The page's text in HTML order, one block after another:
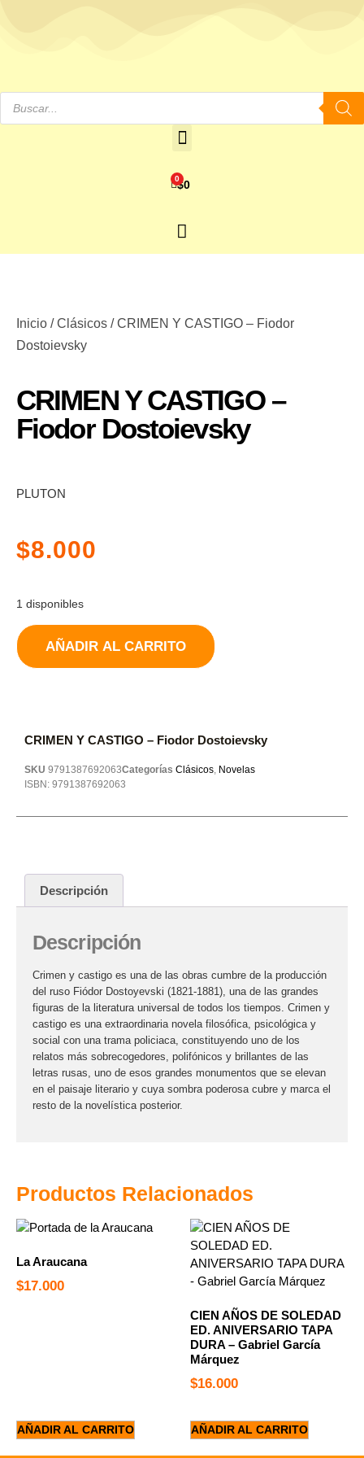
$0
0
Inicio /Clásicos / CRIMEN Y CASTIGO – Fiodor
Dostoievsky
CRIMEN Y CASTIGO –
Fiodor Dostoievsky
PLUTON
$8.000
1 disponibles
AÑADIR AL CARRITO
Productos Relacionados
La Araucana
$17.000
AÑADIR AL CARRITO
CIEN AÑOS DE SOLEDAD
ED. ANIVERSARIO TAPA
DURA – Gabriel García
Márquez
$16.000
AÑADIR AL CARRITO
CRIMEN Y CASTIGO – Fiodor Dostoievsky
SKU 9791387692063Categorías Clásicos, Novelas
ISBN: 9791387692063
Descripción
Descripción
Crimen y castigo es una de las obras cumbre de la producción
del ruso Fiódor Dostoyevski (1821-1881), una de las grandes
figuras de la literatura universal de todos los tiempos. Crimen y
castigo es una extraordinaria novela filosófica, psicológica y
social con una trama policiaca, constituyendo uno de los
relatos más sobrecogedores, polifónicos y brillantes de las
letras rusas, uno de esos grandes monumentos que se elevan
en el paisaje literario y cuya sombra poderosa cubre y marca el
resto de la novelística posterior.